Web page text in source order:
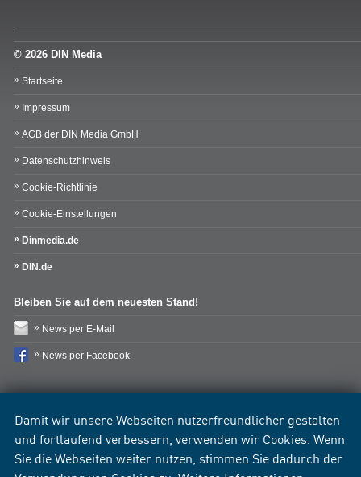
Damit wir unsere Webseiten nutzerfreundlicher gestalten
und fortlaufend verbessern, verwenden wir Cookies. Wenn
Sie die Webseiten weiter nutzen, stimmen Sie dadurch der
© 2026 DIN Media
Startseite
Impressum
AGB der DIN Media GmbH
Datenschutzhinweis
Cookie-Richtlinie
Cookie-Einstellungen
Dinmedia.de
DIN.de
Bleiben Sie auf dem neuesten Stand!
News per E-Mail
News per Facebook